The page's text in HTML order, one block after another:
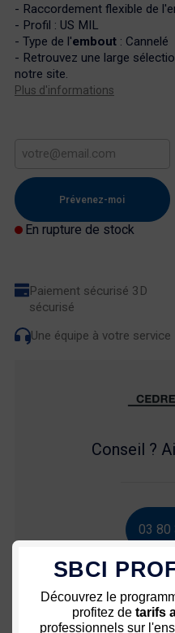
- Raccordement flexible de l'
- Profil : US MIL
- Type de l'embout: Cannelé
- Retrouvez une large
notre site.
Plus d'informations
Prévenez-moi
En rupture de stock
Paiement sécurisé 3D
sécurisé
Une équipe à votre service
Conseil ?
03 80
SBCI
Découvrez le
profitez de tarifs
professionnels sur